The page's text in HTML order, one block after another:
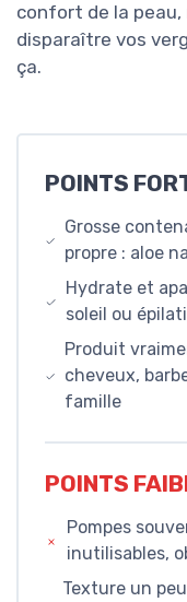
confort de la
disparaître vos
ça.
POINTS
Grosse
propre : aloe
Hydrate et
soleil ou
Produit
cheveux,
famille
POINTS
Pompes
inutilisables,
Texture un